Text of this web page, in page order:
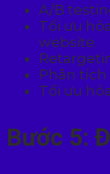
A/B
Tối ưu
website.
Phân tích
Tối ưu
Bước 5: